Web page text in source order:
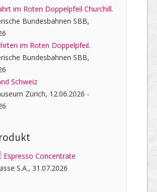
im Roten Doppelpfeil Churchill.
Bundesbahnen SBB,
im Roten Doppelpfeil.
Bundesbahnen SBB,
Schweiz
Zürich, 12.06.2026 -
Espresso Concentrate
S.A., 31.07.2026